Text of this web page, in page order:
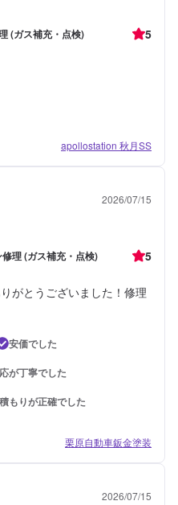
(ガス補充・点検) 5
apollostation 秋月SS
2026/07/15
理 (ガス補充・点検) 5
がとうございました！修理
安価でした
が丁寧でした
もりが正確でした
栗原自動車鈑金塗装
2026/07/15